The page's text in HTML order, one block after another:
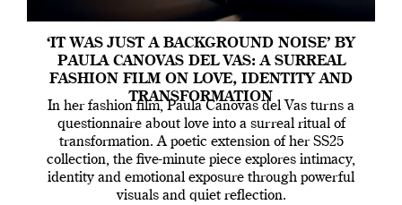
‘IT WAS JUST A BACKGROUND NOISE’ BY
PAULA CANOVAS DEL VAS: A SURREAL
FASHION FILM ON LOVE, IDENTITY AND
TRANSFORMATION
In her fashion film, Paula Canovas del Vas turns a
questionnaire about love into a surreal ritual of
transformation. A poetic extension of her SS25
collection, the five-minute piece explores intimacy,
identity and emotional exposure through powerful
visuals and quiet reflection.